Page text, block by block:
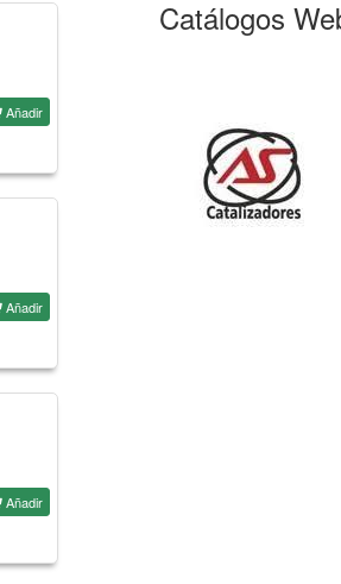
Añadir
Añadir
Añadir
Catálogos